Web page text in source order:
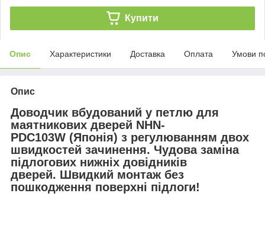
Купити
Опис Характеристики Доставка Оплата Умови
Опис
Доводчик вбудований у петлю для
маятникових дверей NHN-
PDC103W (Японія) з регулюванням двох
швидкостей зачинення. Чудова заміна
підлогових нижніх довідників
дверей. Швидкий монтаж без
пошкодження поверхні підлоги!